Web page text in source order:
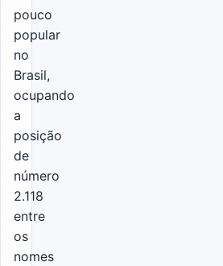
pouco
popular
no
Brasil,
ocupando
a
posição
de
número
2.118
entre
os
nomes